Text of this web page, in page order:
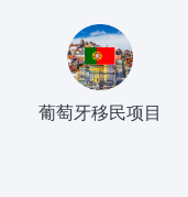
葡萄牙移民项目